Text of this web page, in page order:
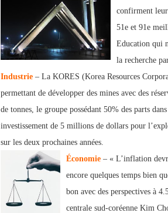
confirment leur
51e et 91e
Education qui
la recherche
Industrie – La KORES (Korea Resources
permettant de développer des mines avec des
de tonnes, le groupe possédant 50% des parts
investissement de 5 millions de dollars pour
sur les deux prochaines années.
Économie – « L’inflation
encore quelques temps bien
bon avec des perspectives à
centrale sud-coréenne Kim